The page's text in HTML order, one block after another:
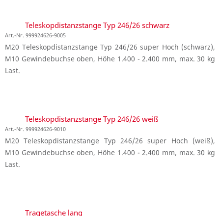
Teleskopdistanzstange Typ 246/26 schwarz
Art.-Nr. 999924626-9005
M20 Teleskopdistanzstange Typ 246/26 super Hoch (schwarz),
M10 Gewindebuchse oben, Höhe 1.400 - 2.400 mm, max. 30 kg
Last.
Teleskopdistanzstange Typ 246/26 weiß
Art.-Nr. 999924626-9010
M20 Teleskopdistanzstange Typ 246/26 super Hoch (weiß),
M10 Gewindebuchse oben, Höhe 1.400 - 2.400 mm, max. 30 kg
Last.
Tragetasche lang